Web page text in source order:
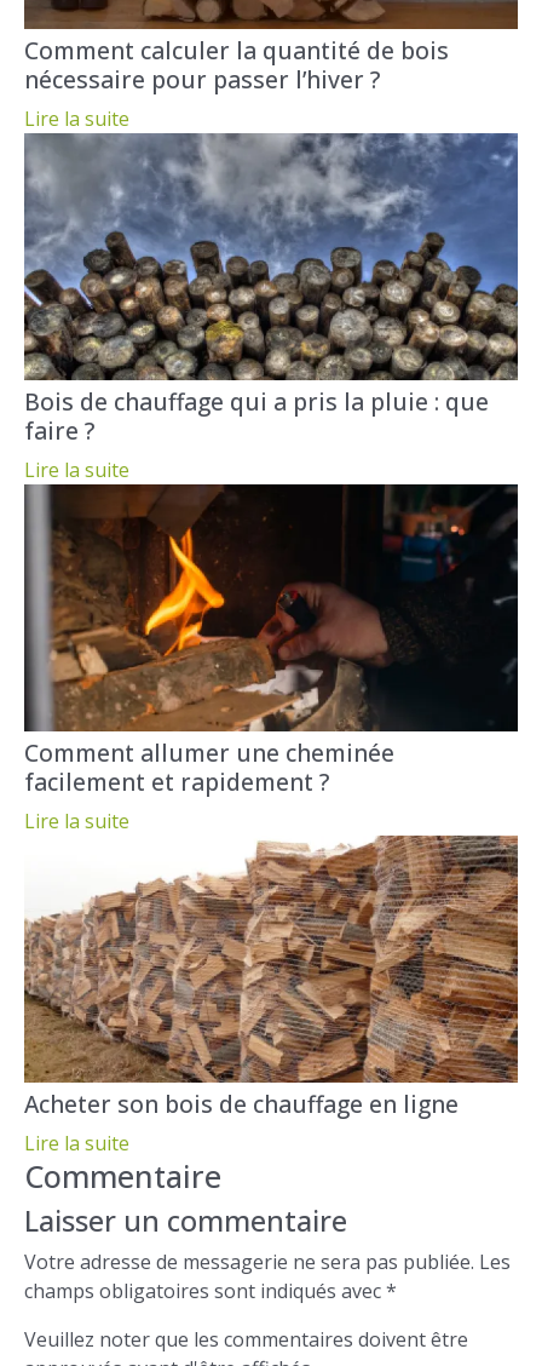
Comment calculer la quantité de bois
nécessaire pour passer l’hiver ?
Lire la suite
Bois de chauffage qui a pris la pluie : que
faire ?
Lire la suite
Comment allumer une cheminée
facilement et rapidement ?
Lire la suite
Acheter son bois de chauffage en ligne
Lire la suite
Commentaire
Laisser un commentaire
Votre adresse de messagerie ne sera pas publiée. Les
champs obligatoires sont indiqués avec *
Veuillez noter que les commentaires doivent être